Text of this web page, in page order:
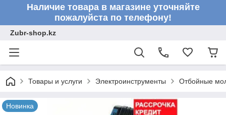
Наличие товара в магазине уточняйте
пожалуйста по телефону!
Zubr-shop.kz
Товары и услуги Электроинструменты Отбойные
Новинка